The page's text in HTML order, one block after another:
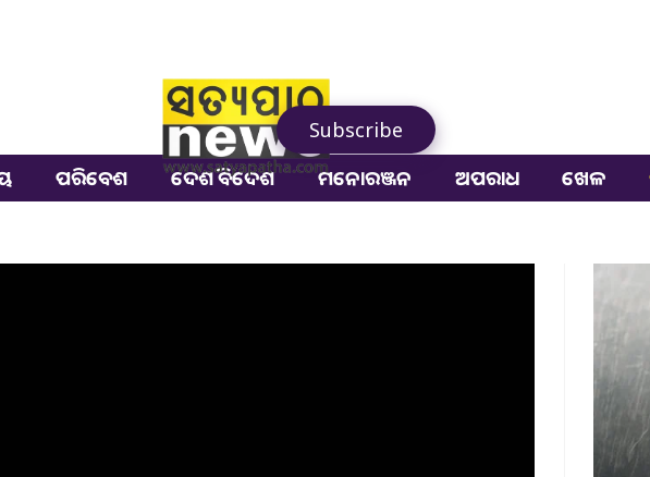
Subscribe
ପରିବେଶ ଦେଶ ବିଦେଶ ମନୋରଞ୍ଜନ ଅପରାଧ ଖେଳ